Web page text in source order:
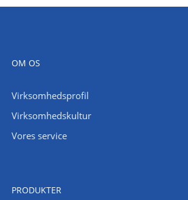
OM OS
Virksomhedsprofil
Virksomhedskultur
Vores service
PRODUKTER